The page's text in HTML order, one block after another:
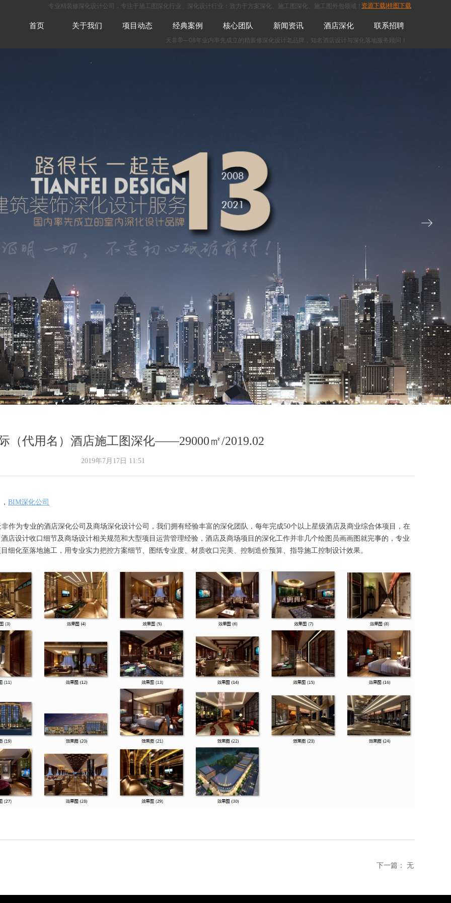
资源下载|样图下载
专业精装修深化设计公司 ，专注于 施工图深化 行业、 深化设计行业；致力于方案深化、施工图深化、 施工图外包领域！
首页 关于我们 项目动态 经典案例 核心团队 新闻资讯 酒店深化 联系招聘
天非 ®—08年业内率先成立的精装修深化设计老品牌，知名酒店设计与深化落地服务顾问！
（代用名）酒店施工图深化——29000㎡/2019.02
， BIM深化公司
作为专业的酒店深化公司及商场深化设计公司，我们拥有经验丰富的深化团队，每年完成50个以上星级酒店及商业综合体项目，在
店设计收口细节及商场设计相关规范和大型项目运营管理经验，酒店及商场项目的深化工作并非几个绘图员画画图就完事的，专业
细化至落地施工，用专业实力把控方案细节、图纸专业度、材质收口完美、控制造价预算、指导施工控制设计效果。
2019年7月17日 11:51
下一篇： 无
ꁹ